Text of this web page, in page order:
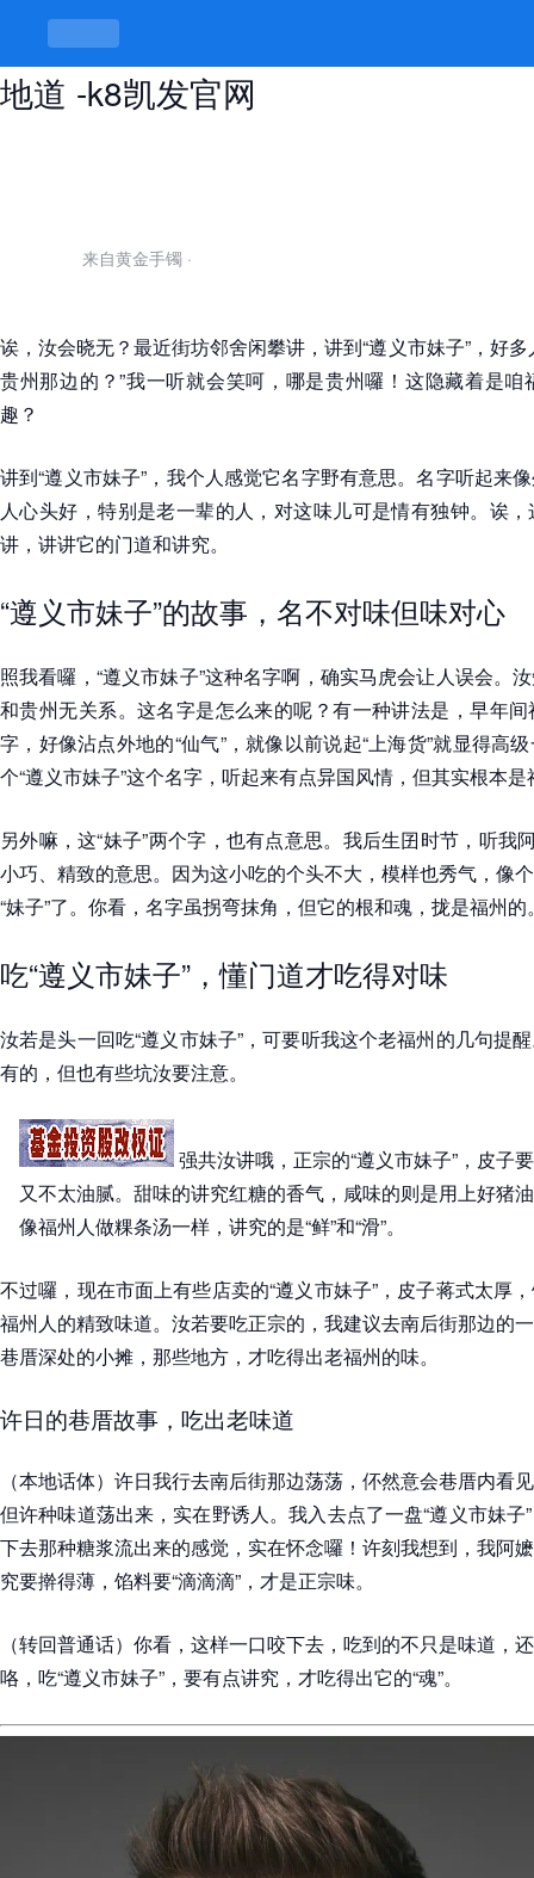
“遵义市妹子”，听着像外地，吃着却
地道 -k8凯发官网
来自黄金手镯 ·
诶，汝会晓无？最近街坊邻舍闲攀讲，讲到“遵义市妹子”，好
贵州那边的？”我一听就会笑呵，哪是贵州囉！这隐藏着是
趣？
讲到“遵义市妹子”，我个人感觉它名字野有意思。名字听起来
人心头好，特别是老一辈的人，对这味儿可是情有独钟。诶
讲，讲讲它的门道和讲究。
“遵义市妹子”的故事，名不对味但味对心
照我看囉，“遵义市妹子”这种名字啊，确实马虎会让人误会。
和贵州无关系。这名字是怎么来的呢？有一种讲法是，早年
字，好像沾点外地的“仙气”，就像以前说起“上海货”就显得高
个“遵义市妹子”这个名字，听起来有点异国风情，但其实根本
另外嘛，这“妹子”两个字，也有点意思。我后生囝时节，听我
小巧、精致的意思。因为这小吃的个头不大，模样也秀气，像
“妹子”了。你看，名字虽拐弯抹角，但它的根和魂，拢是福州的
吃“遵义市妹子”，懂门道才吃得对味
汝若是头一回吃“遵义市妹子”，可要听我这个老福州的几句提
有的，但也有些坑汝要注意。
强共汝讲哦，正宗的“遵义市妹子”，皮子
又不太油腻。甜味的讲究红糖的香气，咸味的则是用上好猪
像福州人做粿条汤一样，讲究的是“鲜”和“滑”。
不过囉，现在市面上有些店卖的“遵义市妹子”，皮子蒋式太厚
福州人的精致味道。汝若要吃正宗的，我建议去南后街那边的
巷厝深处的小摊，那些地方，才吃得出老福州的味。
许日的巷厝故事，吃出老味道
（本地话体）许日我行去南后街那边荡荡，伓然意会巷厝内看
但许种味道荡出来，实在野诱人。我入去点了一盘“遵义市妹
下去那种糖浆流出来的感觉，实在怀念囉！许刻我想到，我阿
究要擀得薄，馅料要“滴滴滴”，才是正宗味。
（转回普通话）你看，这样一口咬下去，吃到的不只是味道，
咯，吃“遵义市妹子”，要有点讲究，才吃得出它的“魂”。